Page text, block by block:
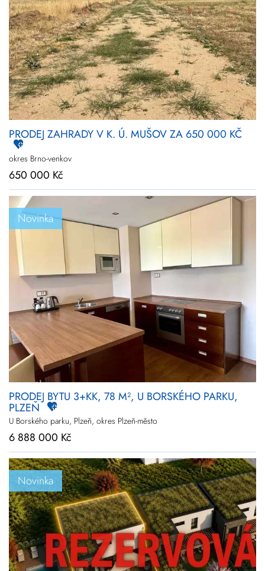
PRODEJ ZAHRADY V K. Ú. MUŠOV ZA 650 000 KČ
okres Brno-venkov
650 000 Kč
Novinka
PRODEJ BYTU 3+KK, 78 M², U BORSKÉHO PARKU,
PLZEŇ
U Borského parku, Plzeň, okres Plzeň-město
6 888 000 Kč
Novinka